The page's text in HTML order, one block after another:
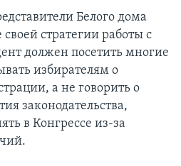
Белого дома
стратегии работы с
должен посетить многие
избирателям о
а не говорить о
законодательства,
в Конгрессе из-за